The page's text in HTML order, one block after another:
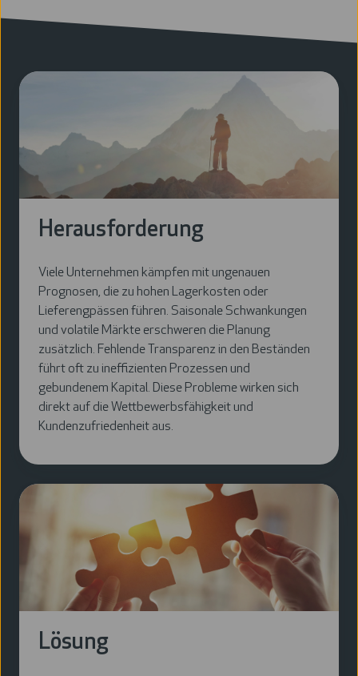
Herausforderung
Viele Unternehmen kämpfen mit ungenauen
Prognosen, die zu hohen Lagerkosten oder
Lieferengpässen führen. Saisonale Schwankungen
und volatile Märkte erschweren die Planung
zusätzlich. Fehlende Transparenz in den Beständen
führt oft zu ineffizienten Prozessen und
gebundenem Kapital. Diese Probleme wirken sich
direkt auf die Wettbewerbsfähigkeit und
Kundenzufriedenheit aus.
Lösung